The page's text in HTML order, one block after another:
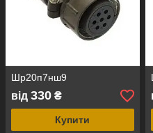
Шр20п7нш9
від 330 ₴
Купити